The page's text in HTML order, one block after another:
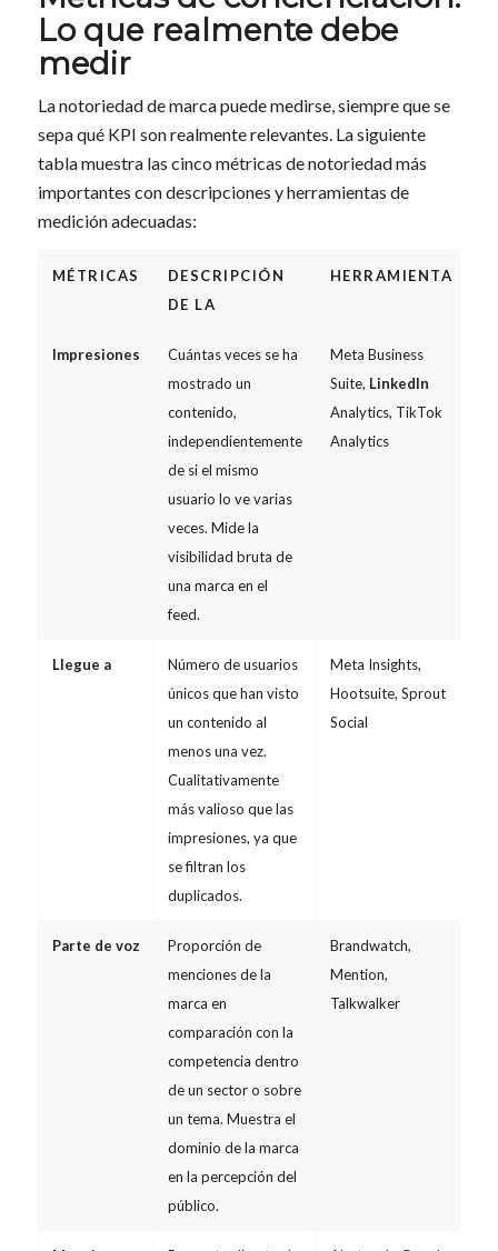
Lo que realmente debe
medir
La notoriedad de marca puede medirse, siempre que se
sepa qué KPI son realmente relevantes. La siguiente
tabla muestra las cinco métricas de notoriedad más
importantes con descripciones y herramientas de
medición adecuadas:
MÉTRICAS
DESCRIPCIÓN
DE LA
HERRAMIENTA
Impresiones
Cuántas veces se ha
mostrado un
contenido,
independientemente
de si el mismo
usuario lo ve varias
veces. Mide la
visibilidad bruta de
una marca en el
feed.
Meta Business
Suite, LinkedIn
Analytics, TikTok
Analytics
Llegue a
Número de usuarios
únicos que han visto
un contenido al
menos una vez.
Cualitativamente
más valioso que las
impresiones, ya que
se filtran los
duplicados.
Meta Insights,
Hootsuite, Sprout
Social
Parte de voz
Proporción de
menciones de la
marca en
comparación con la
competencia dentro
de un sector o sobre
un tema. Muestra el
dominio de la marca
en la percepción del
público.
Brandwatch,
Mention,
Talkwalker